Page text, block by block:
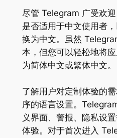
尽管 Telegram 广受欢
是否适用于中文使用者
换为中文。虽然
本，但您可以轻松地将
为简体中文或繁体中文。
了解用户对定制体验的
序的语言设置。
义界面、警报、隐私设
体验。对于首次进入